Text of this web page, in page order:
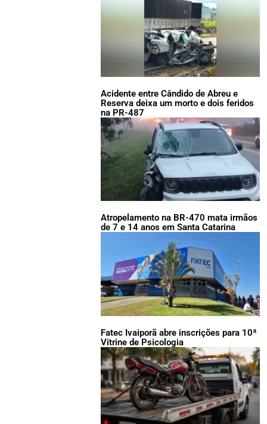
Acidente entre Cândido de Abreu e
Reserva deixa um morto e dois feridos
na PR-487
Atropelamento na BR-470 mata irmãos
de 7 e 14 anos em Santa Catarina
Fatec Ivaiporã abre inscrições para 10ª
Vitrine de Psicologia